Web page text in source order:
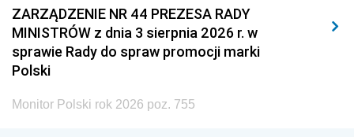
2011 2010 2009
2008 2007 2006
2005
ZARZĄDZENIE NR 44 PREZESA RADY
MINISTRÓW z dnia 3 sierpnia 2026 r. w
sprawie Rady do spraw promocji marki
Polski
Monitor Polski rok 2026 poz. 755